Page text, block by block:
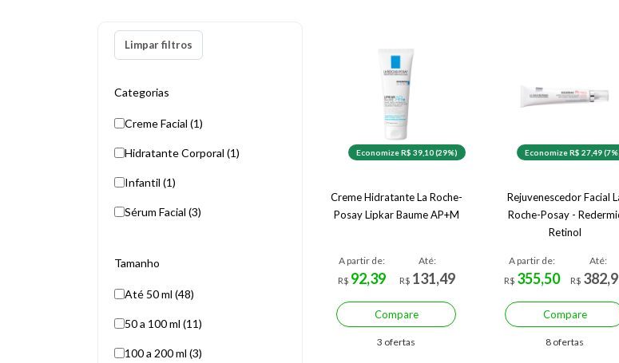
Limpar filtros
Categorias
Creme Facial (1)
Hidratante Corporal (1)
Infantil (1)
Sérum Facial (3)
Tamanho
Até 50 ml (48)
50 a 100 ml (11)
100 a 200 ml (3)
Economize R$ 39,10 (29%)
Creme Hidratante La Roche-
Posay Lipkar Baume AP+M
A partir de:
R$ 92,39
Até:
R$ 131,49
Compare
3 ofertas
Economize R$ 27,49
Rejuvenescedor Facial
Roche-Posay -
Retinol
A partir de:
R$ 355,50
Até:
R$
Compare
8 ofertas